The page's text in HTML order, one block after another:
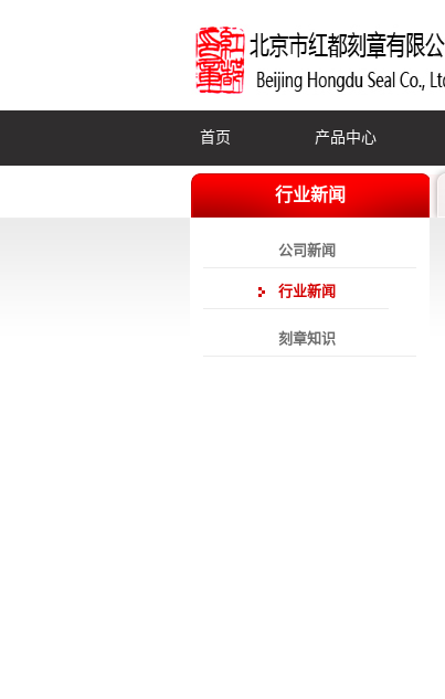
首页 产品中心
行业新闻
公司新闻
行业新闻
刻章知识